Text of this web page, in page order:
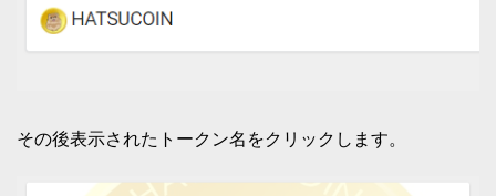
その後表示されたトークン名をクリックします。